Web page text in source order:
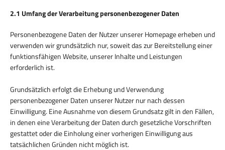
2.1 Umfang der Verarbeitung personenbezogener Daten
Personenbezogene Daten der Nutzer unserer Homepage erheben und
verwenden wir grundsätzlich nur, soweit das zur Bereitstellung einer
funktionsfähigen Website, unserer Inhalte und Leistungen
erforderlich ist.
Grundsätzlich erfolgt die Erhebung und Verwendung
personenbezogener Daten unserer Nutzer nur nach dessen
Einwilligung. Eine Ausnahme von diesem Grundsatz gilt in den Fällen,
in denen eine Verarbeitung der Daten durch gesetzliche Vorschriften
gestattet oder die Einholung einer vorherigen Einwilligung aus
tatsächlichen Gründen nicht möglich ist.